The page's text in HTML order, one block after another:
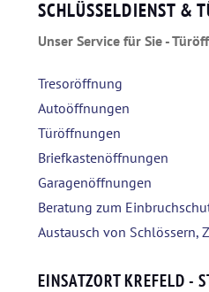
SCHLÜSSELDIENST &
Unser Service für Sie -
Tresoröffnung
Autoöffnungen
Türöffnungen
Briefkastenöffnungen
Garagenöffnungen
Beratung zum
Austausch von Schlössern,
EINSATZORT KREFELD -